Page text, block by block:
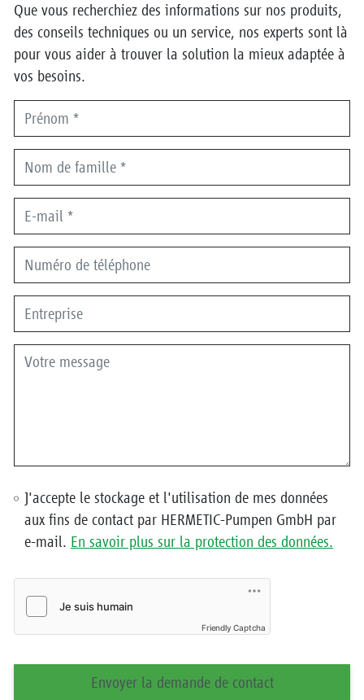
Que vous recherchiez des informations sur nos produits,
des conseils techniques ou un service, nos experts sont là
pour vous aider à trouver la solution la mieux adaptée à
vos besoins.
J'accepte le stockage et l'utilisation de mes données
aux fins de contact par HERMETIC-Pumpen GmbH par
e-mail. En savoir plus sur la protection des données.
Friendly Captcha
Envoyer la demande de contact